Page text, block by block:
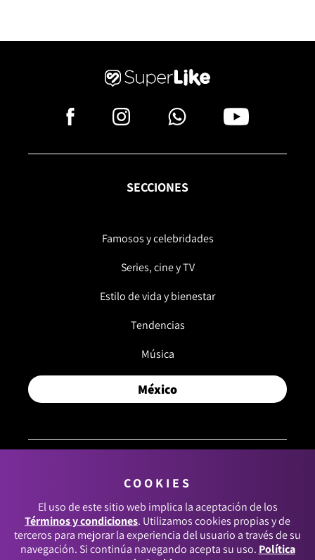
SECCIONES
Famosos y celebridades
Series, cine y TV
Estilo de vida y bienestar
Tendencias
Música
México
© 2026, RCN MEDIOS. TODOS LOS DERECHOS
RESERVADOS.
Términos y condiciones
COOKIES
El uso de este sitio web implica la aceptación de los
Términos y condiciones. Utilizamos cookies propias y de
terceros para mejorar la experiencia del usuario a través de su
navegación. Si continúa navegando acepta su uso. Política